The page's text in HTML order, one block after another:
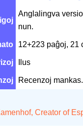
Anglalingva
nun.
12+223 paĝoj, 21
Ilus
Recenzoj mankas.
Creator of